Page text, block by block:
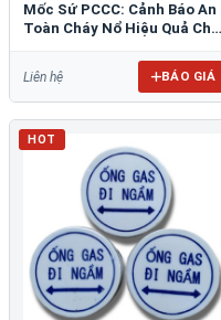
Mốc Sứ PCCC: Cảnh Báo An
Toàn Cháy Nổ Hiệu Quả Cho
Liên hệ BÁO GIÁ
HOT